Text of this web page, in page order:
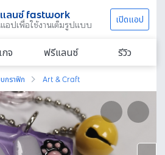
ลนซ์ fastwork
อปเพื่อใช้งานเต็มรูปแบบ เปิดแอป
จ ฟรีแลนซ์ รีวิว
กราฟิก Art & Craft